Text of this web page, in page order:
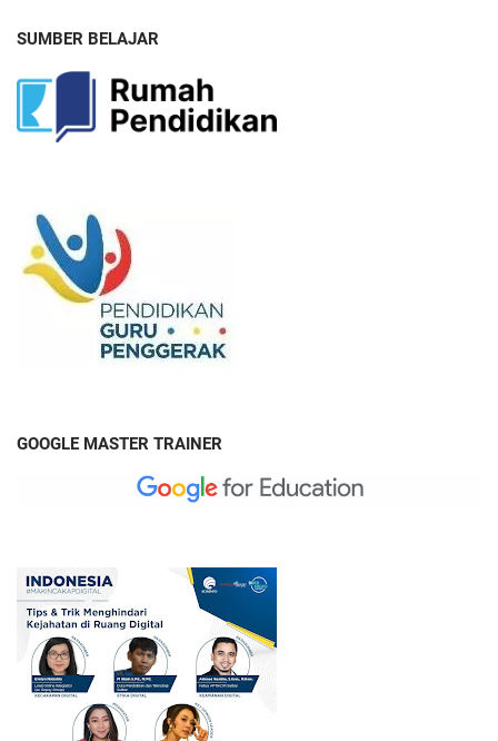
SUMBER BELAJAR
GOOGLE MASTER TRAINER